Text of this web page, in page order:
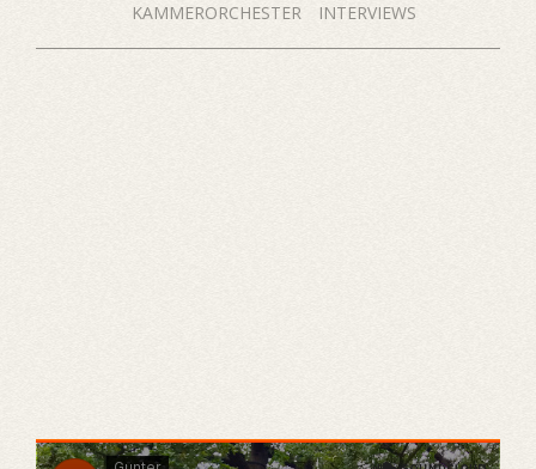
KAMMERORCHESTER
INTERVIEWS
Gunter·Peter I. Tschaikowski :Klavierkonzert Nr. 1